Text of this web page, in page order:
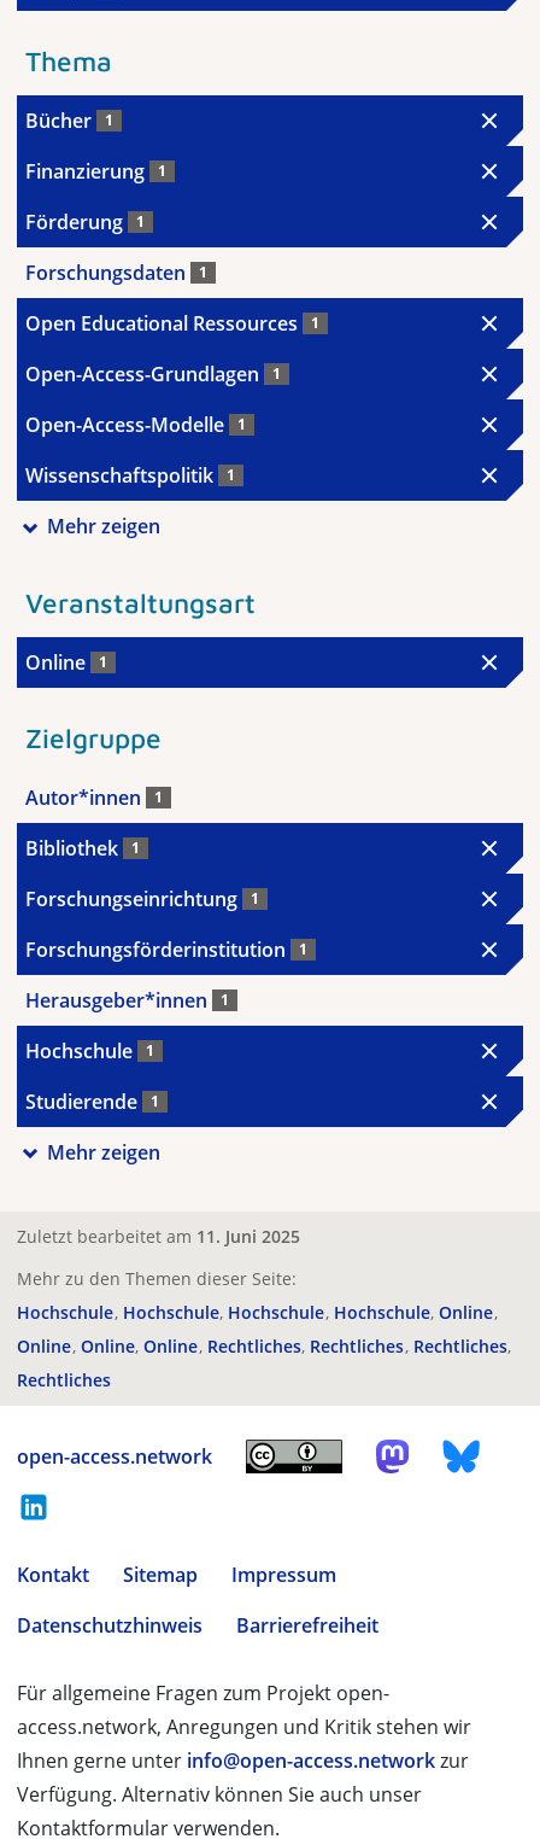
Thema
Bücher 1
Finanzierung 1
Förderung 1
Forschungsdaten 1
Open Educational Ressources 1
Open-Access-Grundlagen 1
Open-Access-Modelle 1
Wissenschaftspolitik 1
Mehr zeigen
Veranstaltungsart
Online 1
Zielgruppe
Autor*innen 1
Bibliothek 1
Forschungseinrichtung 1
Forschungsförderinstitution 1
Herausgeber*innen 1
Hochschule 1
Studierende 1
Mehr zeigen
Zuletzt bearbeitet am 11. Juni 2025
Mehr zu den Themen dieser Seite:
Hochschule Hochschule Hochschule Hochschule Online
Online Online Online Rechtliches Rechtliches Rechtliches
Rechtliches
open-access.network
Kontakt Sitemap
Impressum
Datenschutzhinweis
Barrierefreiheit
Für allgemeine Fragen zum Projekt open-
access.network, Anregungen und Kritik stehen wir
Ihnen gerne unter info@open-access.networkzur
Verfügung. Alternativ können Sie auch unser
Kontaktformular verwenden.